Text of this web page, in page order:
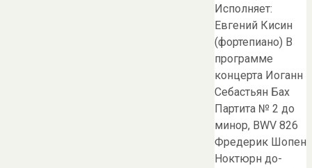
Исполняет:
Евгений Кисин
(фортепиано) В
программе
концерта Иоганн
Себастьян Бах
Партита № 2 до
минор, BWV 826
Фредерик Шопен
Ноктюрн до-